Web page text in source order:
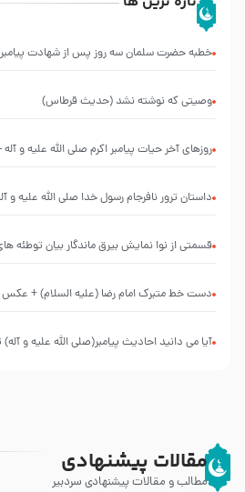
خطبه حضرت سلمان سه روز پس از شهادت پیامبر
وصیتی که نوشته نشد (حدیث قرطاس)
روزهای آخر حیات پیامبر اکرم صلی الله علیه و
‌‌‌‌‌‌‌داستان ترور نافرجام رسول خدا صلی الله علیه و
قسمتی از نوا نمایش بیرق ماندگار بیان توطئه
دست خط متبرک امام رضا (علیه السلام) + عکس
آیا می دانید احادیث پیامبر(صلی الله علیه و
مقالات پیشنهادی
مطالب و مقالات پیشنهادی سردبیر